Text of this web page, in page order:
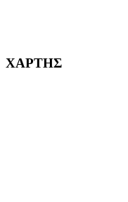
ΧΑΡΤΗΣ